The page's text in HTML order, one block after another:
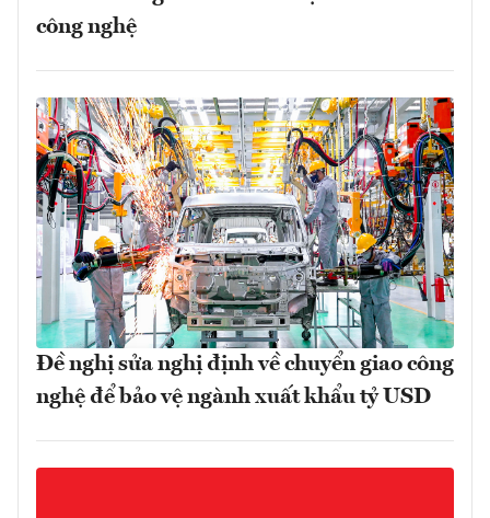
công nghệ
Đề nghị sửa nghị định về chuyển giao công
nghệ để bảo vệ ngành xuất khẩu tỷ USD